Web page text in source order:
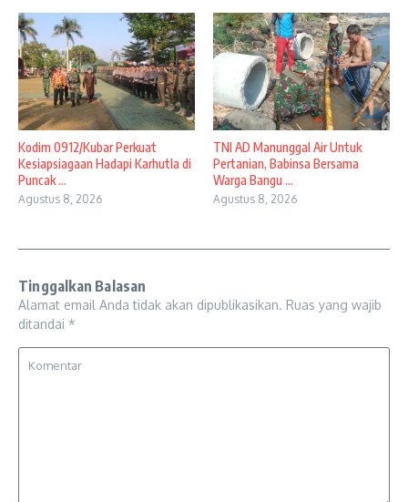
Kodim 0912/Kubar Perkuat
Kesiapsiagaan Hadapi Karhutla di
Puncak ...
Agustus 8, 2026
TNI AD Manunggal Air Untuk
Pertanian, Babinsa Bersama
Warga Bangu ...
Agustus 8, 2026
Tinggalkan Balasan
Alamat email Anda tidak akan dipublikasikan. Ruas yang wajib
ditandai *